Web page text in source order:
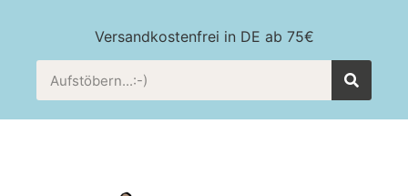
Versandkostenfrei in DE ab 75€